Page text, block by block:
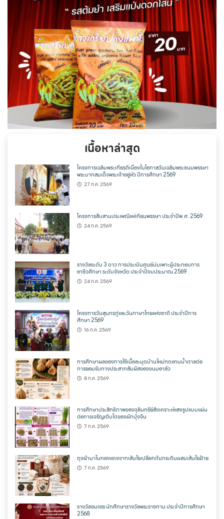
เนื้อหาล่าสุด
โครงการเฉลิมพระเกียรติเนื่องในโอกาสวันเฉลิมพระชนมพรรษา
พระบาทสมเด็จพระเจ้าอยู่หัว ปีการศึกษา 2569
27 ก.ค. 2569
โครงการสืบสานประเพณีแห่เทียนพรรษา ประจำปีพ.ศ. 2569
24 ก.ค. 2569
รางวัลระดับ 3 ดาว การประเมินศูนย์บ่มเพาะผู้ประกอบการ
อาชีวศึกษา ระดับจังหวัด ประจำปีงบประมาณ 2569
24 ก.ค. 2569
โครงการวันสุนทรภู่และวันภาษาไทยแห่งชาติ ประจำปีการ
ศึกษา 2569
16 ก.ค. 2569
การศึกษาผลของการใช้เนื้อละมุดบ้านใหม่ทดแทนน้ำตาลต่อ
การยอมรับทางประสาทสัมผัสของขนมอาลัว
8 ก.ค. 2569
การศึกษาประสิทธิภาพของจุลินทรีย์สังเคราะห์แสงรูปแบบแผ่น
ต่อการเจริญเติบโตของผักบุ้งจีน
7 ก.ค. 2569
ถุงผ้านาโนทองแดงจากเส้นใยเปลือกต้นกระถินผสมเส้นใยฝ้าย
7 ก.ค. 2569
รางวัลชมเชย นักศึกษารางวัลพระราชทาน ประจำปีการศึกษา
2568